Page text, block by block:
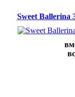
Sweet Ballerina